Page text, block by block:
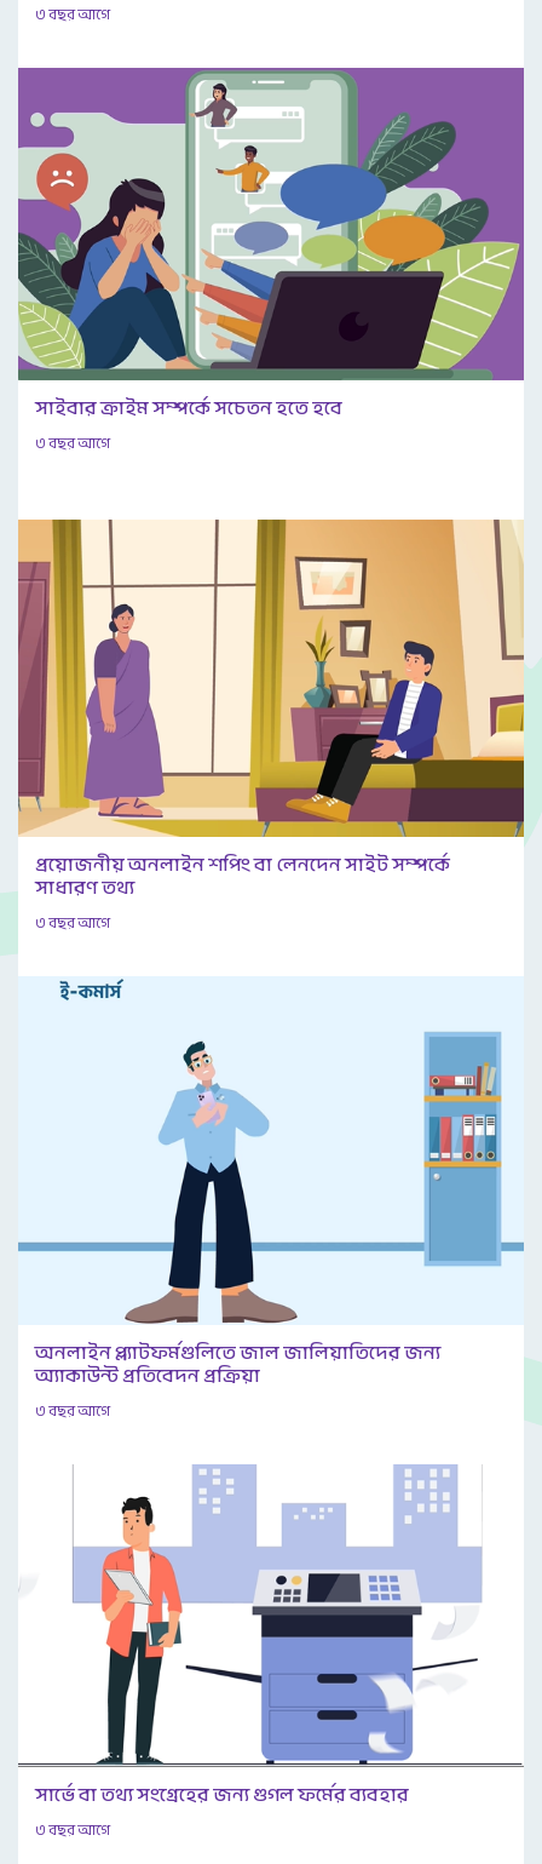
৩ বছর আগে
সাইবার ক্রাইম সম্পর্কে সচেতন হতে হবে
৩ বছর আগে
প্রয়োজনীয় অনলাইন শপিং বা লেনদেন সাইট সম্পর্কে
সাধারণ তথ্য
৩ বছর আগে
অনলাইন প্ল্যাটফর্মগুলিতে জাল জালিয়াতিদের জন্য
অ্যাকাউন্ট প্রতিবেদন প্রক্রিয়া
৩ বছর আগে
সার্ভে বা তথ্য সংগ্রেহের জন্য গুগল ফর্মের ব্যবহার
৩ বছর আগে